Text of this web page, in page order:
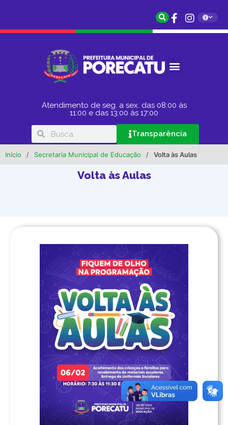
Atendimento de seg. a sex. das 08:00 às
11:00 e das 13:00 às 17:00
Transparência
Início / Secretaria Municipal de Educação / Volta às Aulas
Volta às Aulas